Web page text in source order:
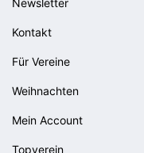
Kontakt
Für Vereine
Weihnachten
Mein Account
Topverein